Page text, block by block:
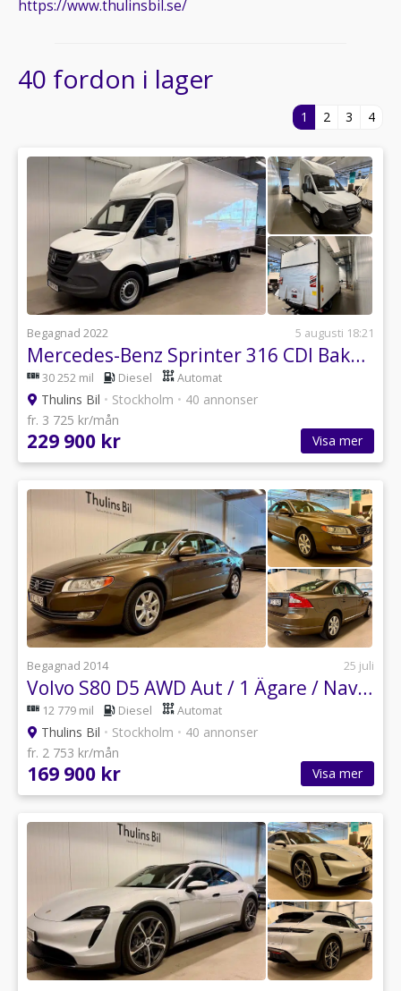
https://www.thulinsbil.se/
40 fordon i lager
1 2 3 4
Begagnad 2022 5 augusti 18:21
Mercedes-Benz Sprinter 316 CDI Bakgavellyft / 1 Ägare
30 252 mil Diesel Automat
Thulins Bil • Stockholm • 40 annonser
fr. 3 725 kr/mån
229 900 kr Visa mer
Begagnad 2014 25 juli
Volvo S80 D5 AWD Aut / 1 Ägare / Navi / Läder / Lucka
12 779 mil Diesel Automat
Thulins Bil • Stockholm • 40 annonser
fr. 2 753 kr/mån
169 900 kr Visa mer